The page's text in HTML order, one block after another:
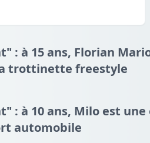
: à 15 ans, Florian
trottinette freestyle
: à 10 ans, Milo est
automobile